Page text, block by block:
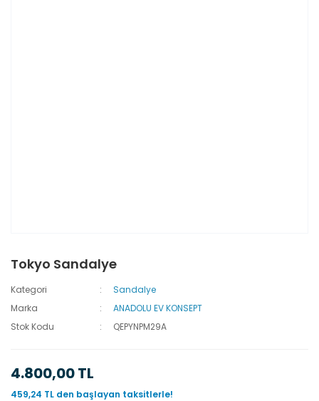
Tokyo Sandalye
Kategori
Sandalye
Marka
ANADOLU EV KONSEPT
Stok Kodu
QEPYNPM29A
4.800,00 TL
459,24 TL den başlayan taksitlerle!